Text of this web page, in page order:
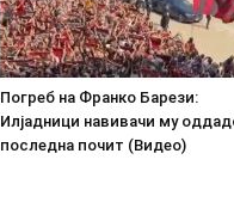
Погреб на Франко Барези:
Илјадници навивачи му
последна почит (Видео)